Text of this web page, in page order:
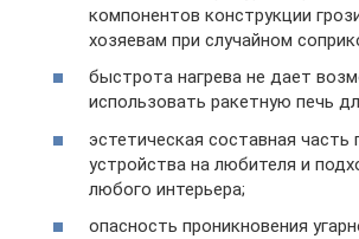
компонентов конструкции
хозяевам при случайном
быстрота нагрева не дает
использовать ракетную печь
эстетическая составная часть
устройства на любителя и
любого интерьера;
опасность проникновения